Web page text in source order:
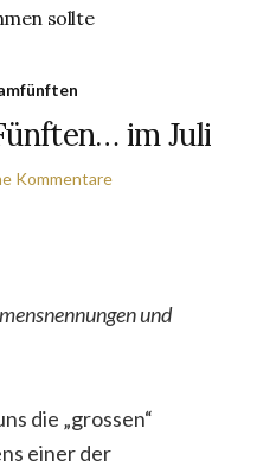
sollte
im Juli
Kommentare
und
die „grossen“
einer der